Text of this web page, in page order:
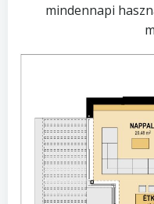
mindennapi